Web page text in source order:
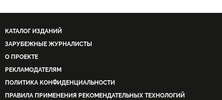
КАТАЛОГ ИЗДАНИЙ
ЗАРУБЕЖНЫЕ ЖУРНАЛИСТЫ
О ПРОЕКТЕ
РЕКЛАМОДАТЕЛЯМ
ПОЛИТИКА КОНФИДЕНЦИАЛЬНОСТИ